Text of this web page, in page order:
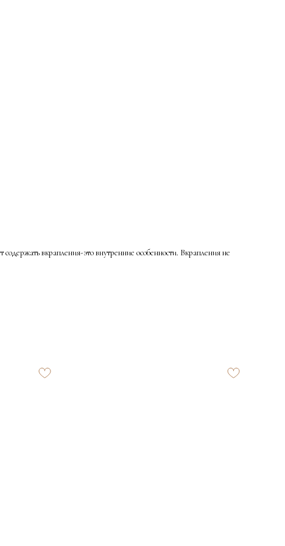
вкрапления-это внутренние особенности. Вкрапления не